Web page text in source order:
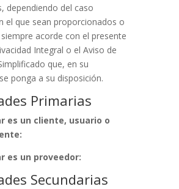
dependiendo del caso
el que sean proporcionados o
acorde con el presente
Integral o el Aviso de
que, en su
ponga a su disposición.
Primarias
es un cliente, usuario o
es un proveedor:
Secundarias